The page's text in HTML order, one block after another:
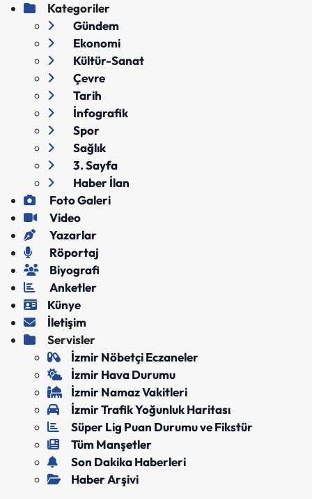
Kategoriler
Gündem
Ekonomi
Kültür-Sanat
Çevre
Tarih
İnfografik
Spor
Sağlık
3. Sayfa
Haber İlan
Foto Galeri
Video
Yazarlar
Röportaj
Biyografi
Anketler
Künye
İletişim
Servisler
İzmir Nöbetçi Eczaneler
İzmir Hava Durumu
İzmir Namaz Vakitleri
İzmir Trafik Yoğunluk Haritası
Süper Lig Puan Durumu ve Fikstür
Tüm Manşetler
Son Dakika Haberleri
Haber Arşivi